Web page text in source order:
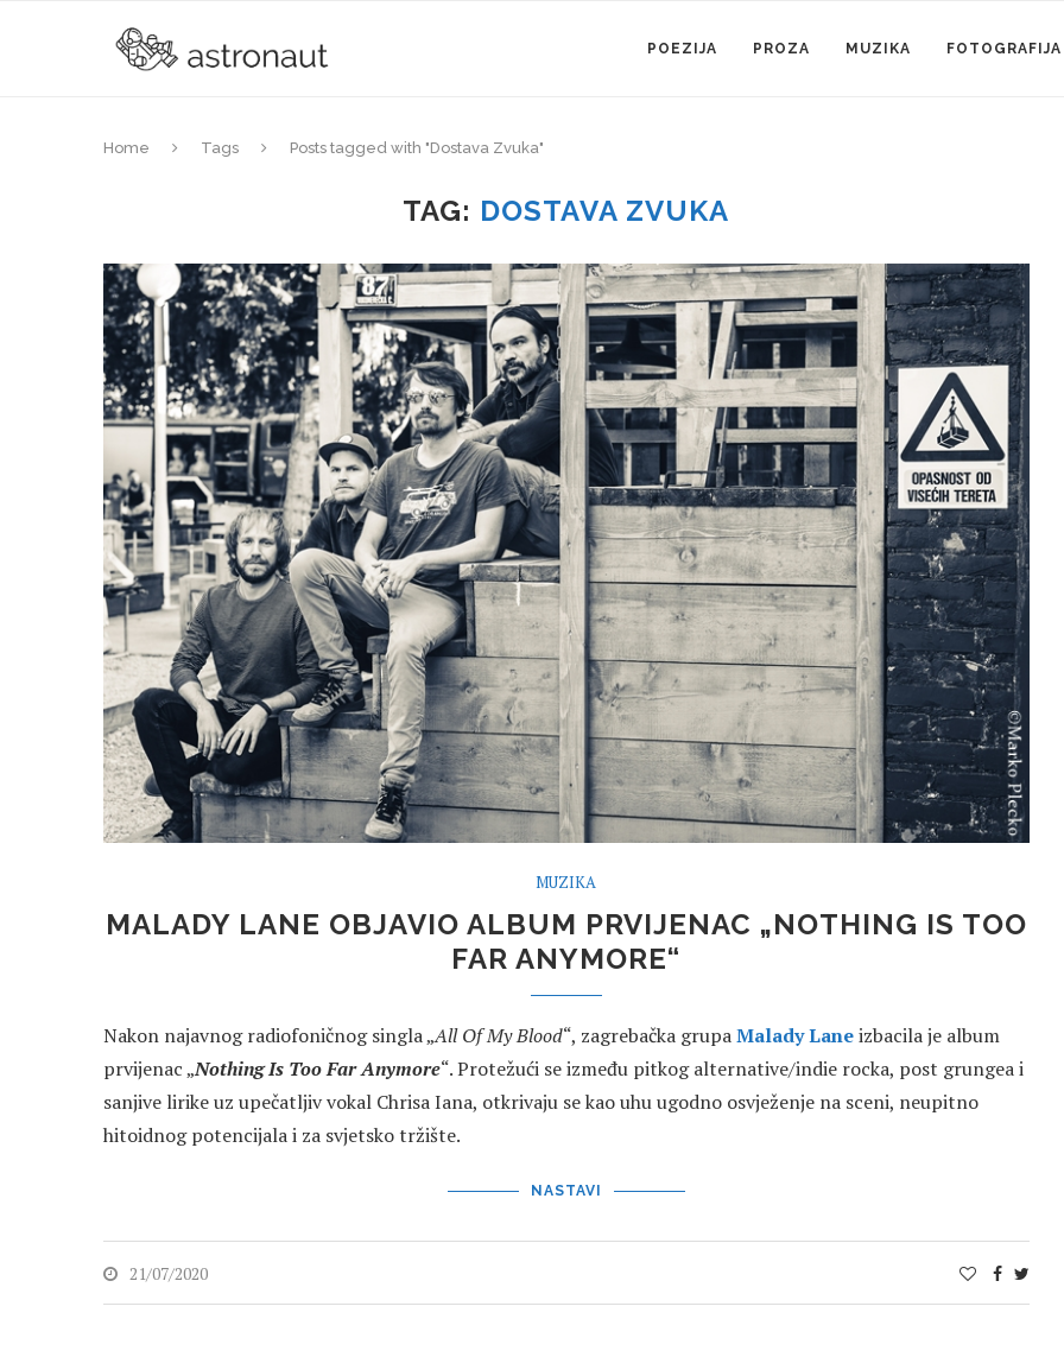
POEZIJA PROZA MUZIKA FOTOGRAFIJA
Home Tags Posts tagged with "Dostava Zvuka"
TAG: DOSTAVA ZVUKA
MUZIKA
MALADY LANE OBJAVIO ALBUM PRVIJENAC „NOTHING IS TOO
FAR ANYMORE“
Nakon najavnog radiofoničnog singla „All Of My Blood“, zagrebačka grupaMalady Laneizbacila je album
prvijenac „Nothing Is Too Far Anymore“. Protežući se između pitkog alternative/indie rocka, post grungea i
sanjive lirike uz upečatljiv vokal Chrisa Iana, otkrivaju se kao uhu ugodno osvježenje na sceni, neupitno
hitoidnog potencijala i za svjetsko tržište.
NASTAVI
21/07/2020